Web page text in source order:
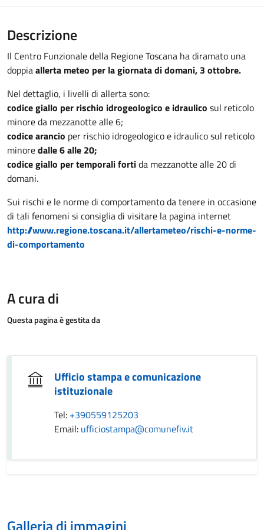
Descrizione
Il Centro Funzionale della Regione Toscana ha diramato una
doppiaallerta meteo per la giornata di domani, 3 ottobre.
Nel dettaglio, i livelli di allerta sono:
codice giallo per rischio idrogeologico e idraulico sul reticolo
minore da mezzanotte alle 6;
codice arancio per rischio idrogeologico e idraulico sul reticolo
minoredalle 6 alle 20;
codice giallo per temporali fortida mezzanotte alle 20 di
domani.
Sui rischi e le norme di comportamento da tenere in occasione
di tali fenomeni si consiglia di visitare la pagina internet
http://www.regione.toscana.it/allertameteo/rischi-e-norme-
di-comportamento
A cura di
Questa pagina è gestita da
Ufficio stampa e comunicazione
istituzionale
Tel: +390559125203
Email: ufficiostampa@comunefiv.it